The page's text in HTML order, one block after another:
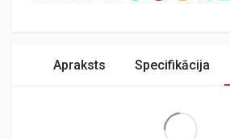
Apraksts Specifikācija
Extra Large